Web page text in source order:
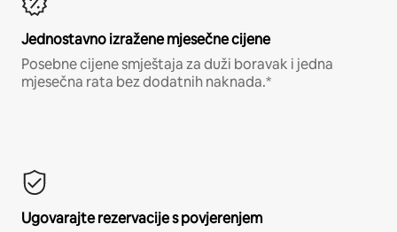
Jednostavno izražene mjesečne cijene
Posebne cijene smještaja za duži boravak i jedna
mjesečna rata bez dodatnih naknada.*
Ugovarajte rezervacije s povjerenjem